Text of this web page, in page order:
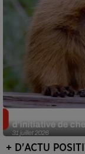
31 juillet 2026
d’initiative de
+ D'ACTU